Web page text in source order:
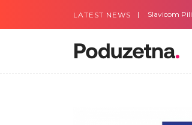
LATEST NEWS
Gdje god da smo sa Slavicom Pilipović